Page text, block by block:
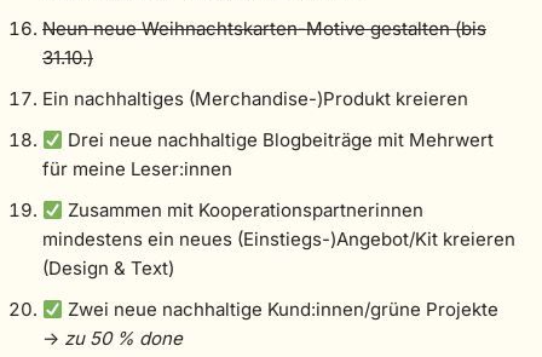
Neun neue Weihnachtskarten-Motive gestalten (bis
31.10.)
Ein nachhaltiges (Merchandise-)Produkt kreieren
Drei neue nachhaltige Blogbeiträge mit Mehrwert
für meine Leser:innen
Zusammen mit Kooperationspartnerinnen
mindestens ein neues (Einstiegs-)Angebot/Kit kreieren
(Design & Text)
Zwei neue nachhaltige Kund:innen/grüne Projekte
-> zu 50 % done